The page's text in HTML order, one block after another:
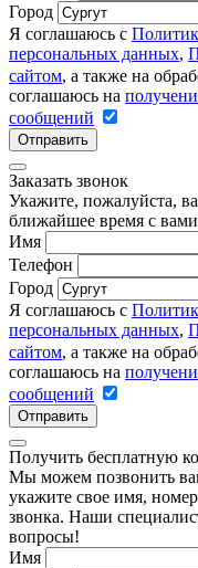
Город
Я соглашаюсь с
персональных данных,
сайтом, а также на
соглашаюсь на
сообщений
Отправить
Заказать звонок
Укажите, пожалуйста,
ближайшее время с
Имя
Телефон
Город
Я соглашаюсь с
персональных данных,
сайтом, а также на
соглашаюсь на
сообщений
Отправить
Получить бесплатную
Мы можем позвонить
укажите свое имя,
звонка. Наши
вопросы!
Имя